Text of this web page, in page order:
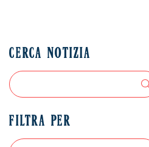
CERCA NOTIZIA
FILTRA PER